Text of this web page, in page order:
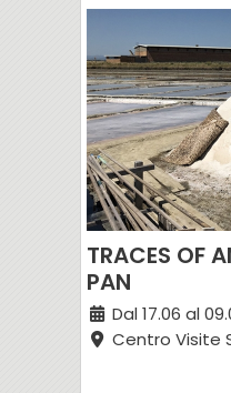
TRACES OF
PAN
Dal 17.06 al
Centro Visite